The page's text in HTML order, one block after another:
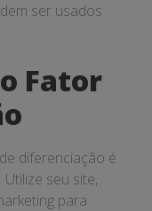
ser usados
Fator
diferenciação é
seu site,
para